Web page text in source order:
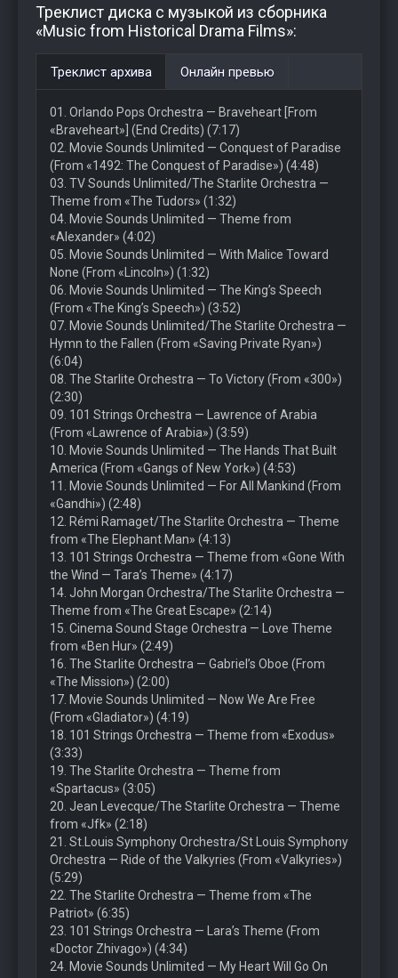
Треклист диска с музыкой из сборника
«Music from Historical Drama Films»:
Треклист архива Онлайн превью
01. Orlando Pops Orchestra — Braveheart [From
«Braveheart»] (End Credits) (7:17)
02. Movie Sounds Unlimited — Conquest of Paradise
(From «1492: The Conquest of Paradise») (4:48)
03. TV Sounds Unlimited/The Starlite Orchestra —
Theme from «The Tudors» (1:32)
04. Movie Sounds Unlimited — Theme from
«Alexander» (4:02)
05. Movie Sounds Unlimited — With Malice Toward
None (From «Lincoln») (1:32)
06. Movie Sounds Unlimited — The King’s Speech
(From «The King’s Speech») (3:52)
07. Movie Sounds Unlimited/The Starlite Orchestra —
Hymn to the Fallen (From «Saving Private Ryan»)
(6:04)
08. The Starlite Orchestra — To Victory (From «300»)
(2:30)
09. 101 Strings Orchestra — Lawrence of Arabia
(From «Lawrence of Arabia») (3:59)
10. Movie Sounds Unlimited — The Hands That Built
America (From «Gangs of New York») (4:53)
11. Movie Sounds Unlimited — For All Mankind (From
«Gandhi») (2:48)
12. Rémi Ramaget/The Starlite Orchestra — Theme
from «The Elephant Man» (4:13)
13. 101 Strings Orchestra — Theme from «Gone With
the Wind — Tara’s Theme» (4:17)
14. John Morgan Orchestra/The Starlite Orchestra —
Theme from «The Great Escape» (2:14)
15. Cinema Sound Stage Orchestra — Love Theme
from «Ben Hur» (2:49)
16. The Starlite Orchestra — Gabriel’s Oboe (From
«The Mission») (2:00)
17. Movie Sounds Unlimited — Now We Are Free
(From «Gladiator») (4:19)
18. 101 Strings Orchestra — Theme from «Exodus»
(3:33)
19. The Starlite Orchestra — Theme from
«Spartacus» (3:05)
20. Jean Levecque/The Starlite Orchestra — Theme
from «Jfk» (2:18)
21. St.Louis Symphony Orchestra/St Louis Symphony
Orchestra — Ride of the Valkyries (From «Valkyries»)
(5:29)
22. The Starlite Orchestra — Theme from «The
Patriot» (6:35)
23. 101 Strings Orchestra — Lara’s Theme (From
«Doctor Zhivago») (4:34)
24. Movie Sounds Unlimited — My Heart Will Go On